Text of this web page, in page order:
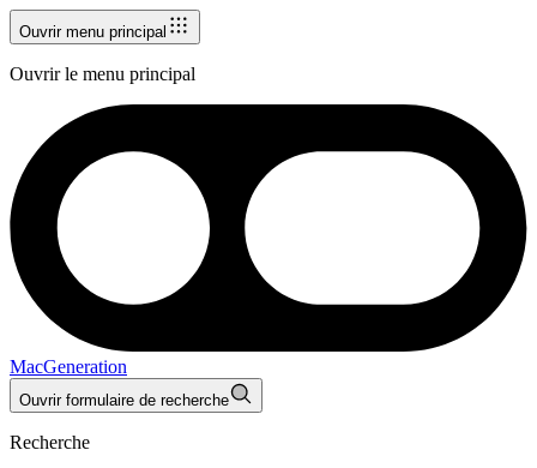
Ouvrir menu principal
Ouvrir le menu principal
MacGeneration
Ouvrir formulaire de recherche
Recherche